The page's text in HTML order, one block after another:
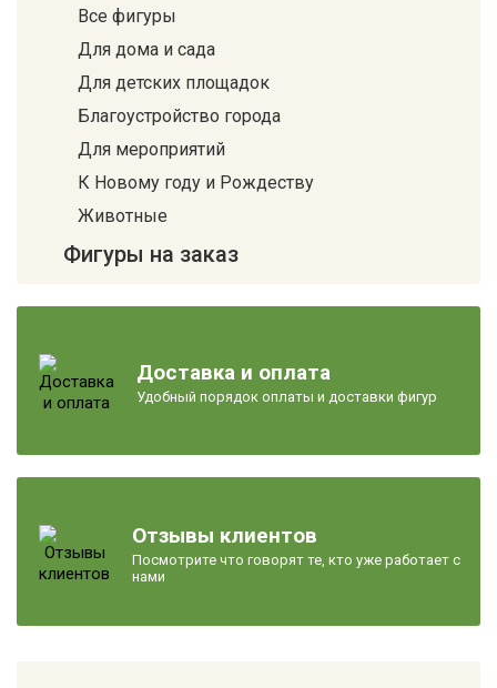
Все фигуры
Для дома и сада
Для детских площадок
Благоустройство города
Для мероприятий
К Новому году и Рождеству
Животные
Фигуры на заказ
Доставка и оплата
Удобный порядок оплаты и доставки фигур
Отзывы клиентов
Посмотрите что говорят те, кто уже работает с
нами